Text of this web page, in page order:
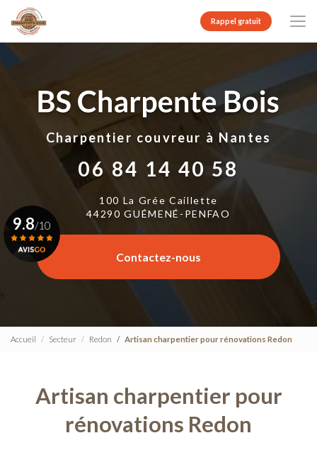
contenu
principal
Rappel gratuit
Charpentier couvreur à Nantes
06 84 14 40 58
100 La Grée Caillette
44290 GUÉMENÉ-PENFAO
Contactez-nous
9.8/10
Voir le certificat
Accueil Secteur Redon Artisan charpentier pour rénovations Redon
Artisan charpentier pour
rénovations Redon